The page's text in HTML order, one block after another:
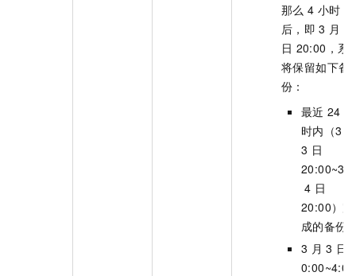
那么 4 小时
后，即 3 月
日 20:00，系
将保留如下备
份：
最近 24
时内（3
3 日
20:00~3
4 日
20:00）完
成的备份
3 月 3 日
0:00~4:00